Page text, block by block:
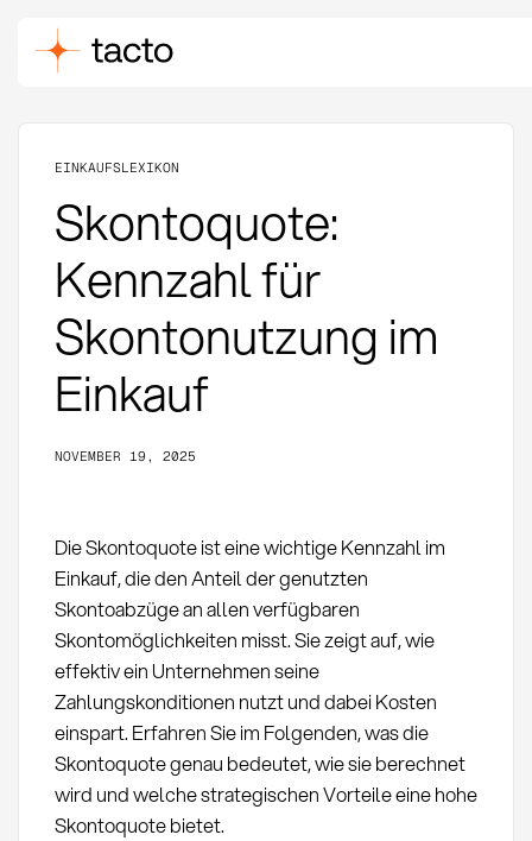
EINKAUFSLEXIKON
Skontoquote:
Kennzahl für
Skontonutzung im
Einkauf
NOVEMBER 19, 2025
Die Skontoquote ist eine wichtige Kennzahl im
Einkauf, die den Anteil der genutzten
Skontoabzüge an allen verfügbaren
Skontomöglichkeiten misst. Sie zeigt auf, wie
effektiv ein Unternehmen seine
Zahlungskonditionen nutzt und dabei Kosten
einspart. Erfahren Sie im Folgenden, was die
Skontoquote genau bedeutet, wie sie berechnet
wird und welche strategischen Vorteile eine hohe
Skontoquote bietet.